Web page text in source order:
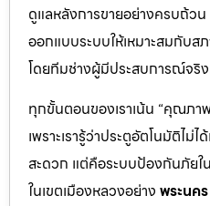
ดูแลหลังการขายอย่างครบถ้วน
ออกแบบระบบให้เหมาะสมกับ
โดยทีมช่างผู้มีประสบการณ์จริ
ทุกขั้นตอนของเราเน้น “คุณภ
เพราะเรารู้ว่าประตูอัตโนมัติไม่
สะดวก แต่คือระบบป้องกันภัย
ในเขตเมืองหลวงอย่าง พระนค